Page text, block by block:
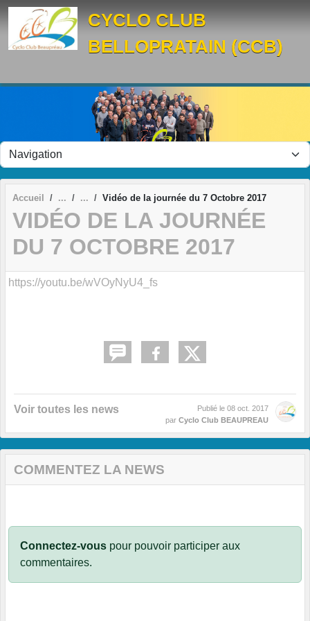
CYCLO CLUB
BELLOPRATAIN (CCB)
Accueil Vidéo de la journée du 7 Octobre 2017
VIDÉO DE LA JOURNÉE
DU 7 OCTOBRE 2017
https://youtu.be/wVOyNyU4_fs
Voir toutes les news Publié le 08 oct. 2017
par Cyclo Club BEAUPREAU
COMMENTEZ LA NEWS
Connectez-vous pour pouvoir participer aux
commentaires.
Panneau de gestion des cookies